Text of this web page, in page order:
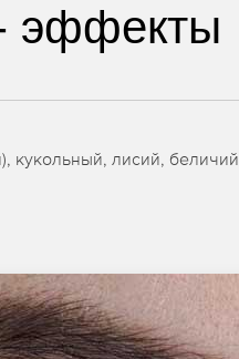
эффекты
кукольный, лисий,